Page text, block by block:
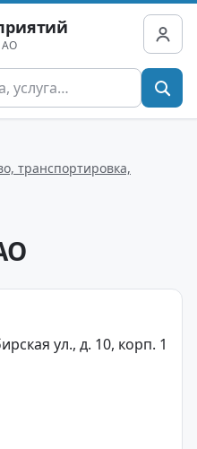
АО
транспортировка,
ул., д. 10, корп. 1